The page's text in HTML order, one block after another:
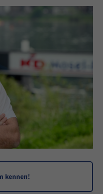
adipiscing
Aenean massa. Cum
dis parturient
quam felis,
kennen!